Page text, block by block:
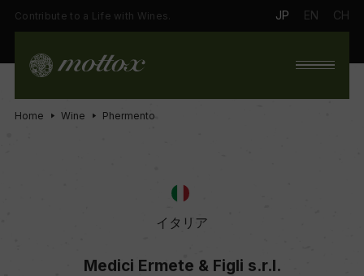
Contribute to a Life with Wines. JP EN CH
Home Wine Phermento
イタリア
Medici Ermete & Figli s.r.l.